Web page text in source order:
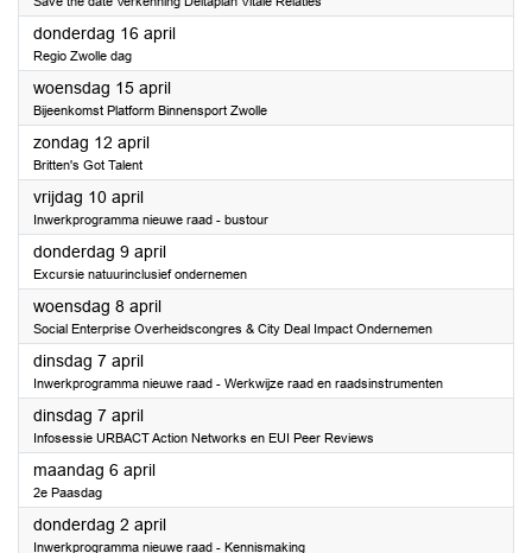
donderdag 16 april2026
Regio Zwolle dag
woensdag 15 april2026
Bijeenkomst Platform Binnensport Zwolle
zondag 12 april2026
Britten's Got Talent
vrijdag 10 april2026
Inwerkprogramma nieuwe raad - bustour
donderdag 9 april2026
Excursie natuurinclusief ondernemen
woensdag 8 april2026
Social Enterprise Overheidscongres & City Deal Impact Ondernemen
dinsdag 7 april2026
Inwerkprogramma nieuwe raad - Werkwijze raad en raadsinstrumenten
dinsdag 7 april2026
Infosessie URBACT Action Networks en EUI Peer Reviews
maandag 6 april2026
2e Paasdag
donderdag 2 april2026
Inwerkprogramma nieuwe raad - Kennismaking